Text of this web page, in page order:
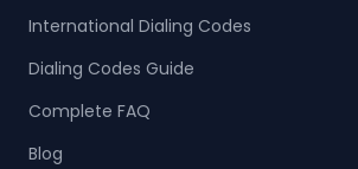
International Dialing Codes
Dialing Codes Guide
Complete FAQ
Blog